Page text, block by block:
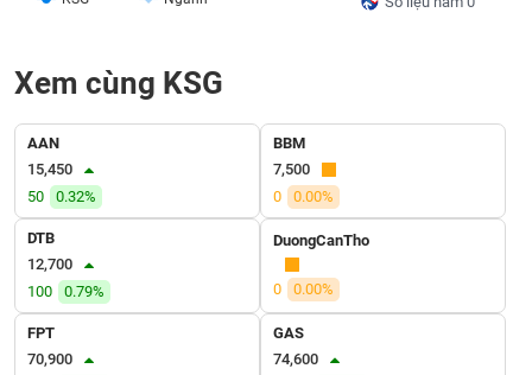
Xem cùng KSG
AAN
15,450
50
0.32%
BBM
7,500
0
0.00%
DTB
12,700
100
0.79%
DuongCanTho
0 0.00%
FPT
70,900
GAS
74,600
TIÊU
DÙNG
THIẾT
YẾU
CHĂM
SÓC